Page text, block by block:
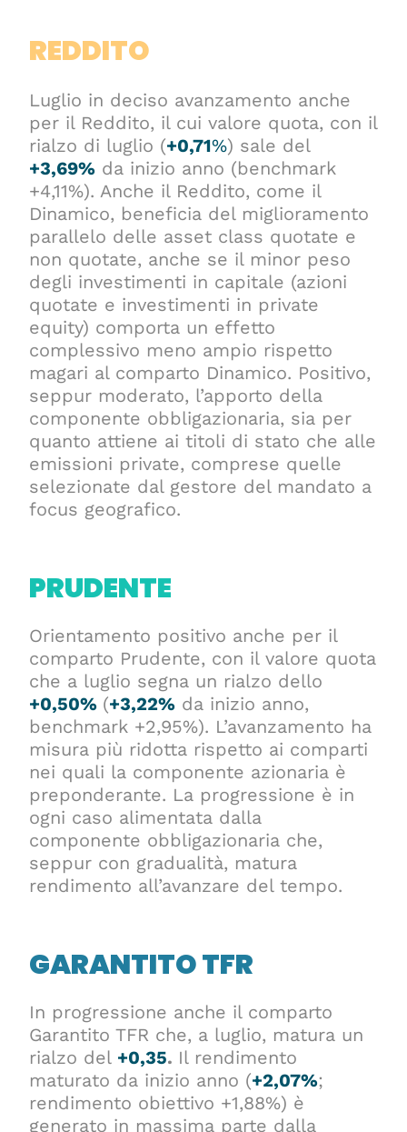
REDDITO
Luglio in deciso avanzamento anche
per il Reddito, il cui valore quota, con il
rialzo di luglio (+0,71%) sale del
+3,69% da inizio anno (benchmark
+4,11%). Anche il Reddito, come il
Dinamico, beneficia del miglioramento
parallelo delle asset class quotate e
non quotate, anche se il minor peso
degli investimenti in capitale (azioni
quotate e investimenti in private
equity) comporta un effetto
complessivo meno ampio rispetto
magari al comparto Dinamico. Positivo,
seppur moderato, l’apporto della
componente obbligazionaria, sia per
quanto attiene ai titoli di stato che alle
emissioni private, comprese quelle
selezionate dal gestore del mandato a
focus geografico.
PRUDENTE
Orientamento positivo anche per il
comparto Prudente, con il valore quota
che a luglio segna un rialzo dello
+0,50% (+3,22% da inizio anno,
benchmark +2,95%). L’avanzamento ha
misura più ridotta rispetto ai comparti
nei quali la componente azionaria è
preponderante. La progressione è in
ogni caso alimentata dalla
componente obbligazionaria che,
seppur con gradualità, matura
rendimento all’avanzare del tempo.
GARANTITO TFR
In progressione anche il comparto
Garantito TFR che, a luglio, matura un
rialzo del +0,35. Il rendimento
maturato da inizio anno (+2,07%;
rendimento obiettivo +1,88%) è
generato in massima parte dalla